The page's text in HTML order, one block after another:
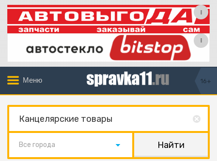
Меню 16+
Все города